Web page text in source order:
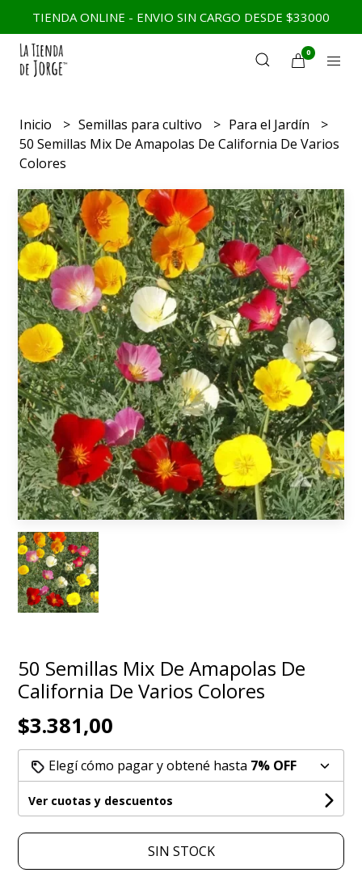
TIENDA ONLINE - ENVIO SIN CARGO DESDE $33000
0
Inicio Semillas para cultivo
Para el Jardín
50 Semillas Mix De Amapolas De California De Varios
Colores
50 Semillas Mix De Amapolas De
California De Varios Colores
$3.381,00
Elegí cómo pagar y obtené hasta 7% OFF
Ver cuotas y descuentos
SIN STOCK